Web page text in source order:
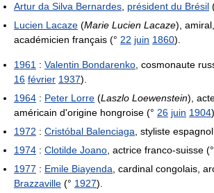
Artur da Silva Bernardes, président du Brésil
Lucien Lacaze (Marie Lucien Lacaze),
académicien français (° 22 juin 1860).
1961 : Valentin Bondarenko, cosmonaute
16 février 1937).
1964 : Peter Lorre (Laszlo Loewenstein),
américain d'origine hongroise (° 26 juin 1904
1972 : Cristóbal Balenciaga, styliste espagnol
1974 : Clotilde Joano, actrice franco-suisse (°
1977 : Emile Biayenda, cardinal congolais,
Brazzaville (° 1927).